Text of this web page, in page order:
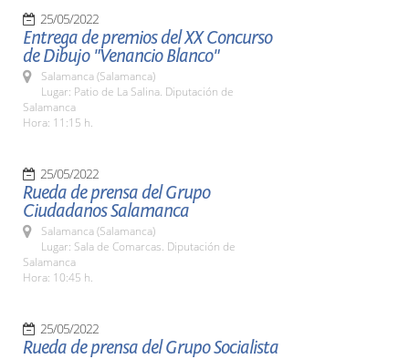
25/05/2022
Entrega de premios del XX Concurso
de Dibujo "Venancio Blanco"
Salamanca (Salamanca)
Lugar: Patio de La Salina. Diputación de
Salamanca
Hora: 11:15 h.
25/05/2022
Rueda de prensa del Grupo
Ciudadanos Salamanca
Salamanca (Salamanca)
Lugar: Sala de Comarcas. Diputación de
Salamanca
Hora: 10:45 h.
25/05/2022
Rueda de prensa del Grupo Socialista